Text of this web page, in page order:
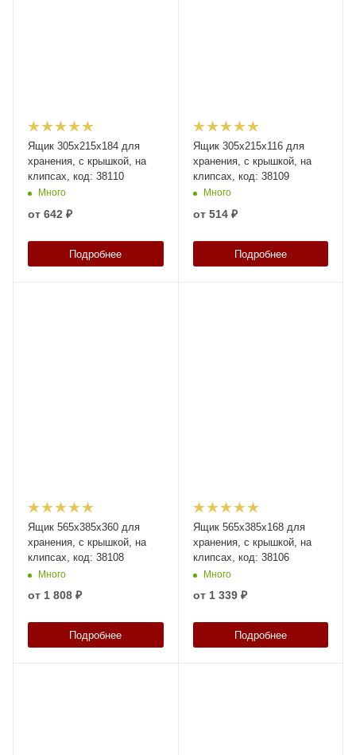
Ящик 305х215х184 для
хранения, с крышкой, на
клипсах, код: 38110
Много
от 642 ₽
Подробнее
Ящик 305х215х116 для
хранения, с крышкой, на
клипсах, код: 38109
Много
от 514 ₽
Подробнее
Ящик 565х385х360 для
хранения, с крышкой, на
клипсах, код: 38108
Много
от 1 808 ₽
Подробнее
Ящик 565х385х168 для
хранения, с крышкой, на
клипсах, код: 38106
Много
от 1 339 ₽
Подробнее